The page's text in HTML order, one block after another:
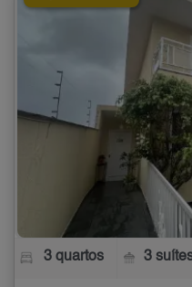
3 quartos 3